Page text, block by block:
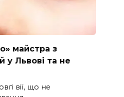
майстра з
у Львові та не
вії, що не